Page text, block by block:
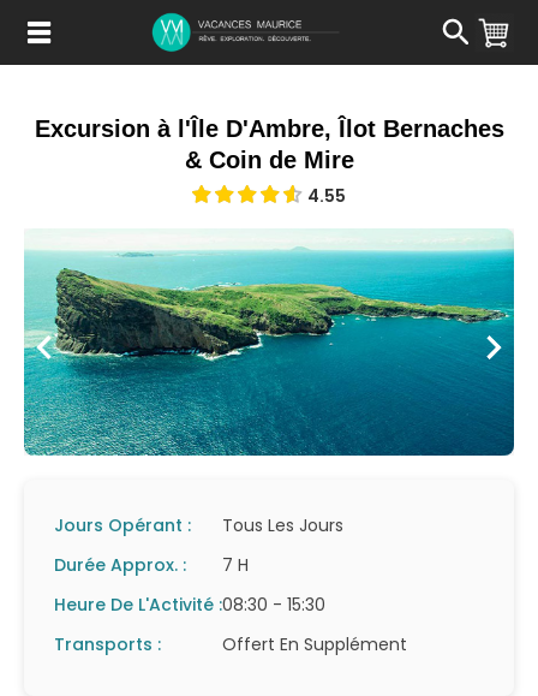
Contenu
Excursion à l'Île D'Ambre, Îlot Bernaches
& Coin de Mire
4.55
Jours Opérant :
Tous Les Jours
Durée Approx. :
7 H
Heure De L'Activité :08:30 - 15:30
Transports :
Offert En Supplément